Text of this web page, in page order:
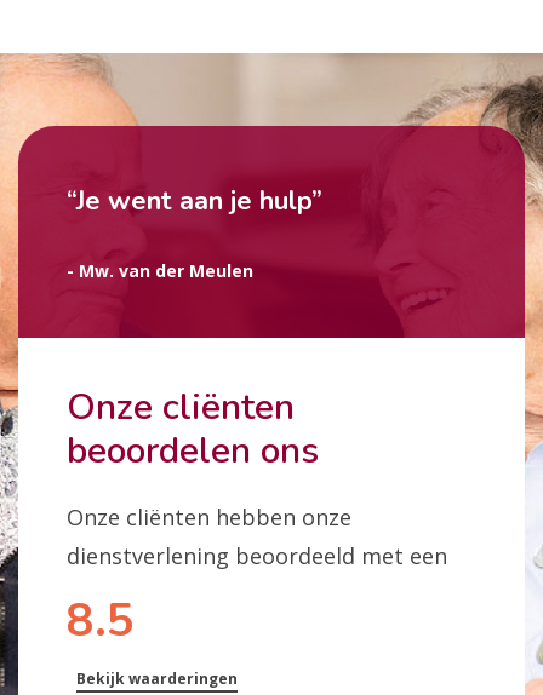
Onze cliënten
beoordelen ons
Onze cliënten hebben onze
dienstverlening beoordeeld met een
8.5
Bekijk waarderingen
“Je went aan je hulp”
- Mw. van der Meulen